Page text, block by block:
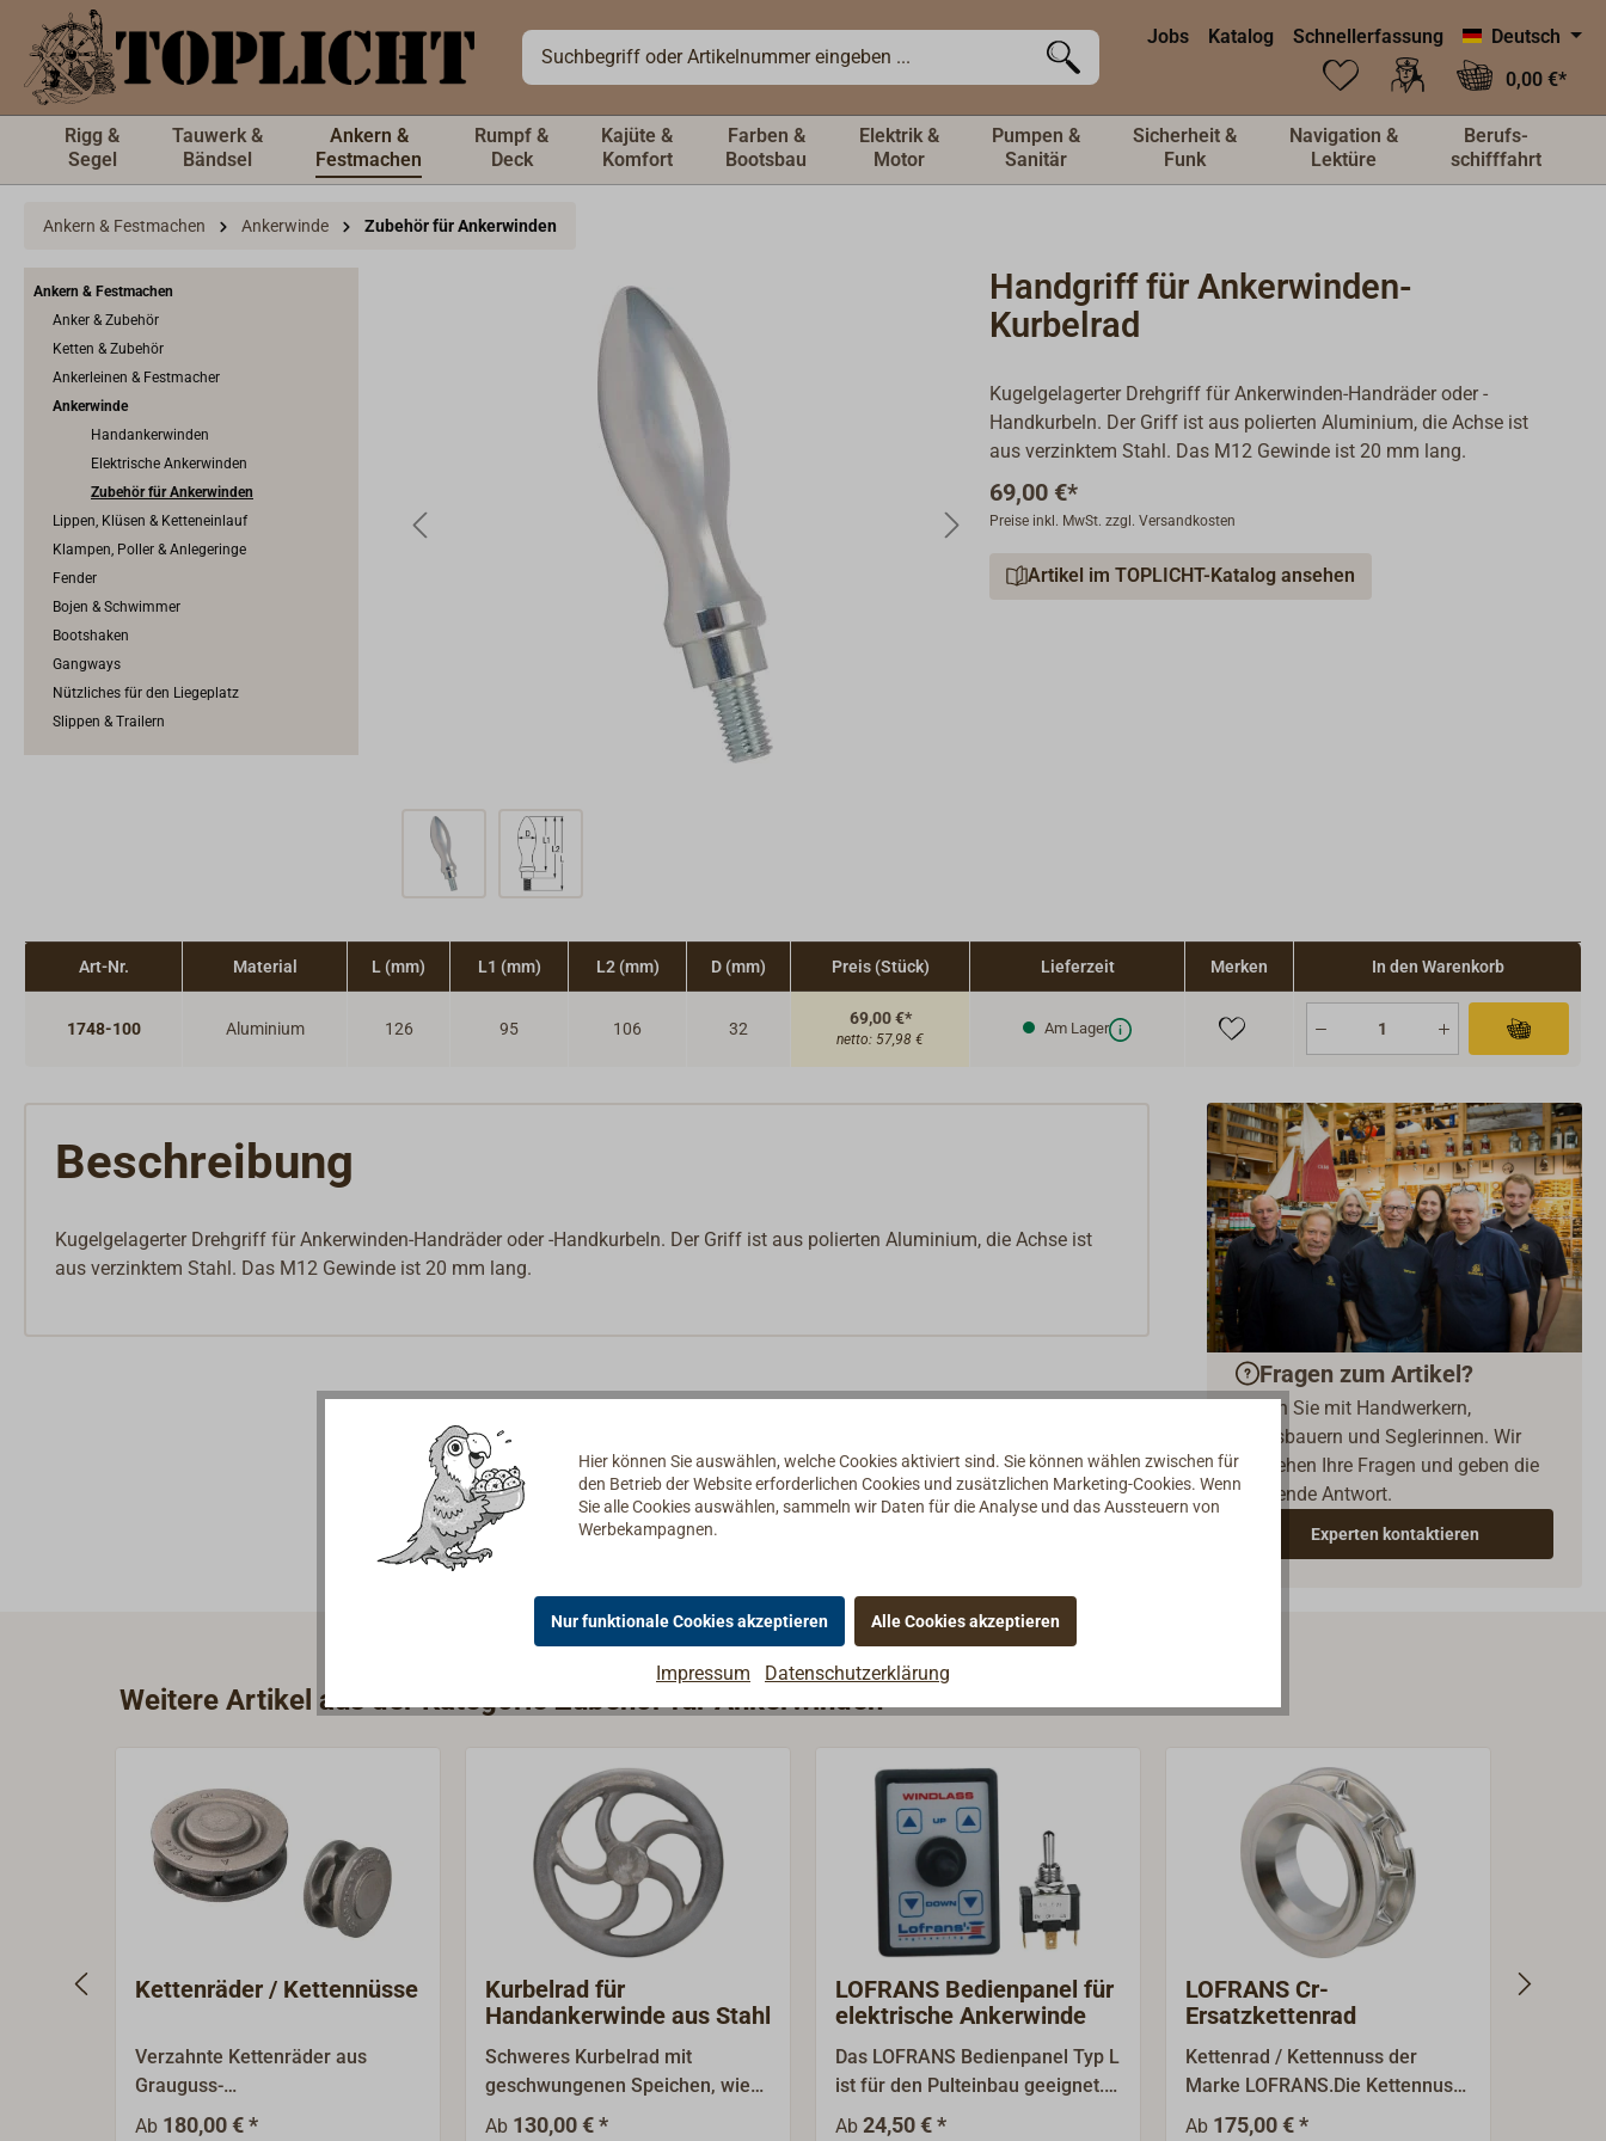
springen Jobs Katalog Schnellerfassung
Deutsch
0,00 €*
Rigg &
Segel
Tauwerk &
Bändsel
Ankern &
Festmachen
Rumpf &
Deck
Kajüte &
Komfort
Farben &
Bootsbau
Elektrik &
Motor
Pumpen &
Sanitär
Sicherheit &
Funk
Navigation &
Lektüre
Berufs-
schifffahrt
Ankern & Festmachen Ankerwinde Zubehör für Ankerwinden
Ankern & Festmachen
Anker & Zubehör
Ketten & Zubehör
Ankerleinen & Festmacher
Ankerwinde
Handankerwinden
Elektrische Ankerwinden
Zubehör für Ankerwinden
Lippen, Klüsen & Ketteneinlauf
Klampen, Poller & Anlegeringe
Fender
Bojen & Schwimmer
Bootshaken
Gangways
Nützliches für den Liegeplatz
Slippen & Trailern
Handgriff für Ankerwinden-
Kurbelrad
Kugelgelagerter Drehgriff für Ankerwinden-Handräder oder -
Handkurbeln. Der Griff ist aus polierten Aluminium, die Achse ist
aus verzinktem Stahl. Das M12 Gewinde ist 20 mm lang.
69,00 €*
Preise inkl. MwSt. zzgl. Versandkosten
Artikel im TOPLICHT-Katalog ansehen
Art-Nr. Material L (mm) L1 (mm) L2 (mm) D (mm) Preis (Stück) Lieferzeit Merken In den Warenkorb
1748-100 Aluminium 126 95 106 32
69,00 €*
netto: 57,98 €
Am Lager
Beschreibung
Kugelgelagerter Drehgriff für Ankerwinden-Handräder oder -Handkurbeln. Der Griff ist aus polierten Aluminium, die Achse ist
aus verzinktem Stahl. Das M12 Gewinde ist 20 mm lang.
Fragen zum Artikel?
Reden Sie mit Handwerkern,
Bootsbauern und Seglerinnen. Wir
verstehen Ihre Fragen und geben die
passende Antwort.
Experten kontaktieren
Weitere Artikel aus der Kategorie Zubehör für Ankerwinden
Kettenräder / Kettennüsse
Verzahnte Kettenräder aus
Grauguss-
Vollmaterial.Ungebohrte
Ab 180,00 € *
Kurbelrad für
Handankerwinde aus Stahl
Schweres Kurbelrad mit
geschwungenen Speichen, wie
man es an den Ankerwinden
Ab 130,00 € *
LOFRANS Bedienpanel für
elektrische Ankerwinde
Das LOFRANS Bedienpanel Typ L
ist für den Pulteinbau geeignet.
Mit den Tastern für Heben und
Ab 24,50 € *
LOFRANS Cr-
Ersatzkettenrad
Kettenrad / Kettennuss der
Marke LOFRANS.Die Kettennuss
ist passend für die horizontalen
Ab 175,00 € *
Hier können Sie auswählen, welche Cookies aktiviert sind. Sie können wählen zwischen für
den Betrieb der Website erforderlichen Cookies und zusätzlichen Marketing-Cookies. Wenn
Sie alle Cookies auswählen, sammeln wir Daten für die Analyse und das Aussteuern von
Werbekampagnen.
Nur funktionale Cookies akzeptieren Alle Cookies akzeptieren
Impressum Datenschutzerklärung